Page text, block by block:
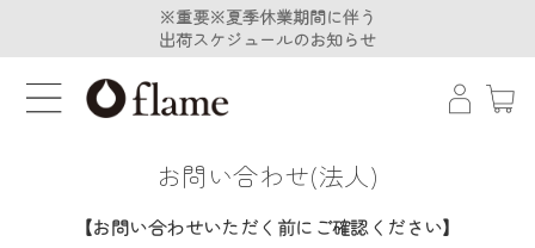
※重要※夏季休業期間に伴う
出荷スケジュールのお知らせ
※重要※夏季休業期間に伴う
出荷スケジュールのお知らせ
お問い合わせ(法人)
【お問い合わせいただく前にご確認ください】